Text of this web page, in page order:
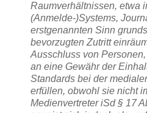
Raumverhältnissen, etwa
(Anmelde-)Systems,
erstgenannten Sinn
bevorzugten Zutritt
Ausschluss von
an eine Gewähr der
Standards bei der
erfüllen, obwohl sie nicht
Medienvertreter iSd § 17